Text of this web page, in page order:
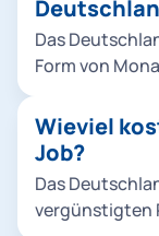
Das
Form von
Abo, das
eines Monats erfolgt.
öffentlichen
Wieviel
Job?
Das
vergünstigten